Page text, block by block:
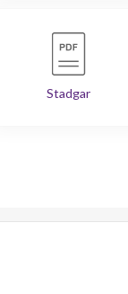
Stadgar